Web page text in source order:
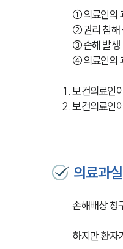
①의료인의
②권리 침해
③손해 발생
④의료인의
보건의료인
보건의료인
의료과
손해배상 청
하지만 환자